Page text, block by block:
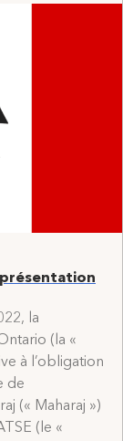
la
(la «
à l’obligation
de
(« Maharaj »)
(le «